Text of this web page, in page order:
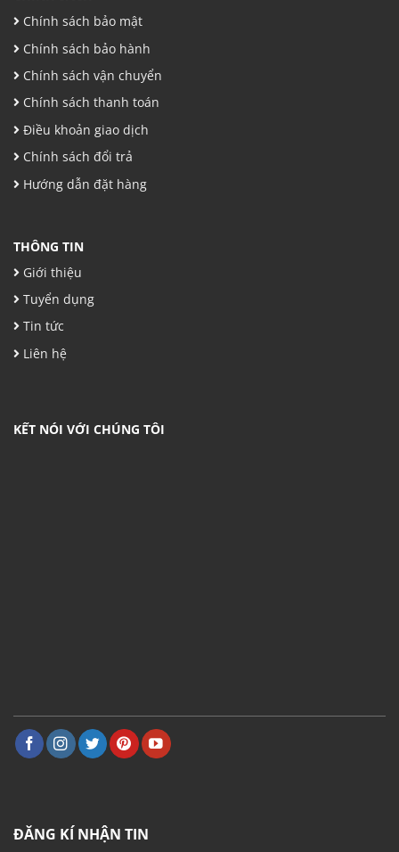
Chính sách bảo mật
Chính sách bảo hành
Chính sách vận chuyển
Chính sách thanh toán
Điều khoản giao dịch
Chính sách đổi trả
Hướng dẫn đặt hàng
THÔNG TIN
Giới thiệu
Tuyển dụng
Tin tức
Liên hệ
KẾT NÓI VỚI CHÚNG TÔI
ĐĂNG KÍ NHẬN TIN